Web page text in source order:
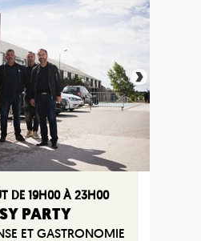
DE 19H00 À 23H00
PARTY
ET GASTRONOMIE